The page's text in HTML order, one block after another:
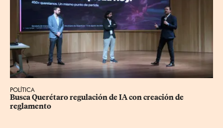
POLÍTICA
Busca Querétaro regulación de IA con creación de
reglamento